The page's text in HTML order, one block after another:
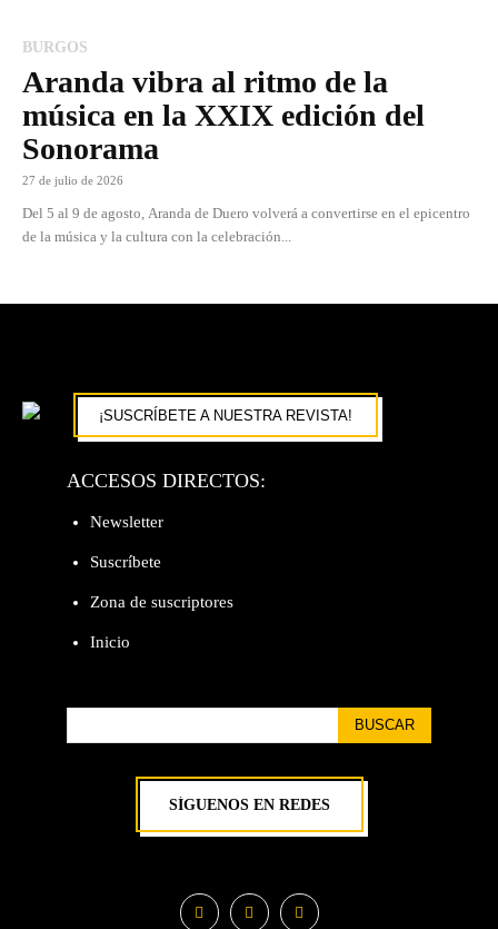
BURGOS
Aranda vibra al ritmo de la
música en la XXIX edición del
Sonorama
27 de julio de 2026
Del 5 al 9 de agosto, Aranda de Duero volverá a convertirse en el epicentro
de la música y la cultura con la celebración...
¡SUSCRÍBETE A NUESTRA REVISTA!
ACCESOS DIRECTOS:
Newsletter
Suscríbete
Zona de suscriptores
Inicio
BUSCAR
SÍGUENOS EN REDES